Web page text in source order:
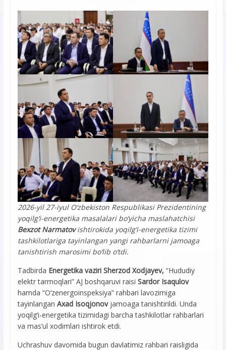
2026-yil 27-iyul O‘zbekiston Respublikasi Prezidentining
yoqilg‘i-energetika masalalari bo‘yicha maslahatchisi
Bexzot Narmatovishtirokida yoqilg‘i-energetika tizimi
tashkilotlariga tayinlangan yangi rahbarlarni jamoaga
tanishtirish marosimi bo‘lib o‘tdi.
Tadbirda Energetika vaziri Sherzod Xodjayev, “Hududiy
elektr tarmoqlari” AJ boshqaruvi raisi Sardor Isaqulov
hamda “O‘zenergoinspeksiya” rahbari lavozimiga
tayinlangan Axad Isoqjonovjamoaga tanishtirildi. Unda
yoqilg‘i-energetika tizimidagi barcha tashkilotlar rahbarlari
va mas’ul xodimlari ishtirok etdi.
Uchrashuv davomida bugun davlatimiz rahbari raisligida